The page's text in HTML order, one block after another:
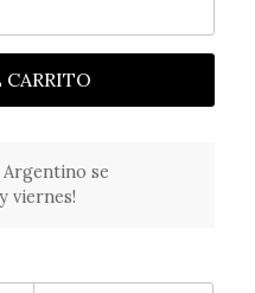
CARRITO
se
viernes!